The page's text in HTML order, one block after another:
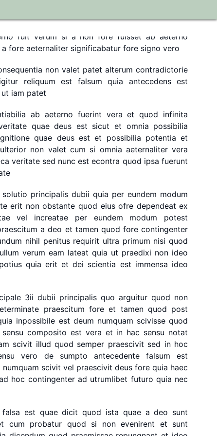
fuit verum si a non fore fuisset ab aeterno
a fore aeternaliter significabatur fore signo vero
non valet patet alterum contradictorie
igitur reliquum est falsum quia antecedens est
ut iam patet
ab aeterno fuerint vera et quod infinita
quae deus est sicut et omnia possibilia
quae deus est et possibilia potentia et
ulterior non valet cum si omnia aeternaliter vera
veritate sed nunc est econtra quod ipsa fuerunt
solutio principalis dubii quia per eundem modum
erit non obstante quod eius ofre dependeat ex
vel increatae per eundem modum
potest
a deo et tamen quod fore contingenter
nihil penitus requirit ultra primum nisi quod
verum eam lateat quia ut praedixi non ideo
potius quia erit et dei scientia est immensa ideo
3ii dubii principalis quo arguitur quod non
praescitum fore et tamen quod post
inpossibile est deum numquam scivisse quod
sensu composito est vera et in hac sensu notat
scivit illud quod semper praescivit sed in hoc
vero de sumpto antecedente falsum
est
numquam scivit vel praescivit deus fore quia haec
hoc contingenter ad utrumlibet futuro quia nec
falsa est quae dicit quod ista quae a deo sunt
cum probatur quod si non evenirent et sunt